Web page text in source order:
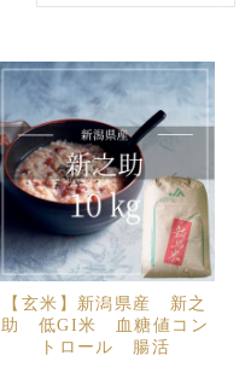
【玄米】新潟県産 新之
助 低GI米 血糖値コン
トロール 腸活